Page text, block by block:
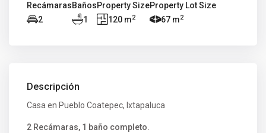
Recámaras
2
Baños
1
Property Size
120 m2
Property Lot Size
67 m2
Descripción
Casa en Pueblo Coatepec, Ixtapaluca
2 Recámaras, 1 baño completo.